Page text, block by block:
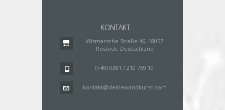
KONTAKT
Wismarsche Straße 46, 18057
Rostock, Deutschland
(+49) 0381 / 210 769 10
kontakt@deinewandkunst.com